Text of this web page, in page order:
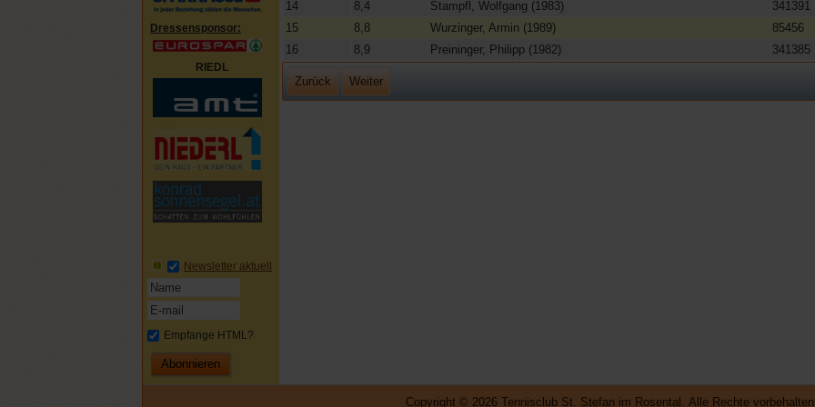
Dressensponsor:
RIEDL
Newsletter aktuell
Empfange HTML?
14 8,4 Stampfl, Wolfgang (1983)
341391
15
8,8 Wurzinger, Armin (1989)
85456
16
8,9 Preininger, Philipp (1982) 341385
Zurück Weiter
Copyright © 2026 Tennisclub St. Stefan im Rosental. Alle Rechte